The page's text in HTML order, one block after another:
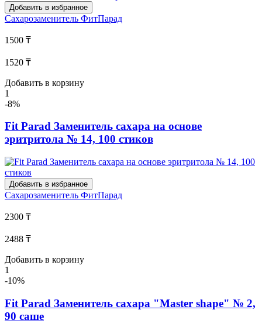
Добавить в избранное
Сахарозаменитель ФитПарад
1500 ₸
1520 ₸
Добавить в корзину
1
-8%
Fit Parad Заменитель сахара на основе
эритритола № 14, 100 стиков
Добавить в избранное
Сахарозаменитель ФитПарад
2300 ₸
2488 ₸
Добавить в корзину
1
-10%
Fit Parad Заменитель сахара "Master shape" № 2,
90 саше